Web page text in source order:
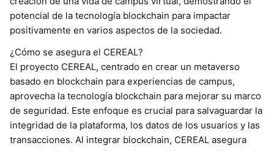
potencial de la tecnología blockchain para impactar
positivamente en varios aspectos de la sociedad.
¿Cómo se asegura el CEREAL?
El proyecto CEREAL, centrado en crear un metaverso
basado en blockchain para experiencias de campus,
aprovecha la tecnología blockchain para mejorar su marco
de seguridad. Este enfoque es crucial para salvaguardar la
integridad de la plataforma, los datos de los usuarios y las
transacciones. Al integrar blockchain, CEREAL asegura